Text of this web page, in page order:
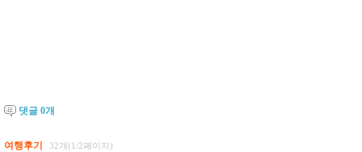
댓글 0개
여행후기 32개(1/2페이지)